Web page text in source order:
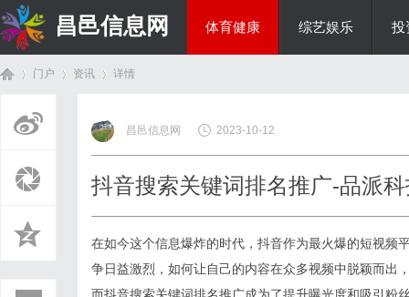
昌邑信息网 体育健康 综艺娱乐 投
门户 资讯
›
详情
昌邑信息网 2023-10-12
抖音搜索关键词排名推广-品派
在如今这个信息爆炸的时代，抖音作为最火爆的短视频
争日益激烈，如何让自己的内容在众多视频中脱颖而出